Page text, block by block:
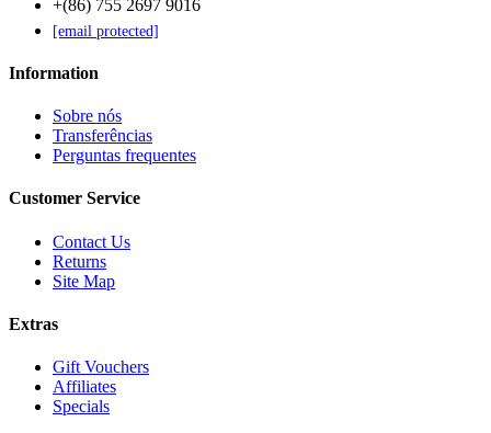
+(86) 755 2697 9016
[email protected]
Information
Sobre nós
Transferências
Perguntas frequentes
Customer Service
Contact Us
Returns
Site Map
Extras
Gift Vouchers
Affiliates
Specials